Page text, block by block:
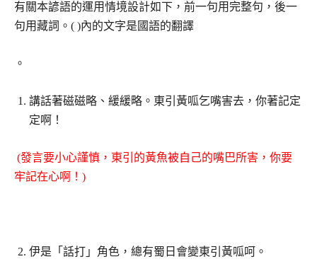
有關本諺語的運用情境設計如下，前一句用完整句，後一
句用藏詞。( )內的文字是國語的翻譯
。
講話著磁磁略、緩緩略。東引黃呱乞嘴害去，你著記定
定啊！
(發言要小心謹慎，東引的黃魚被自己的嘴巴所害，你要
牢記在心啊！)
伊是「話打」角色，總有蜀日會變東引黃呱呵。